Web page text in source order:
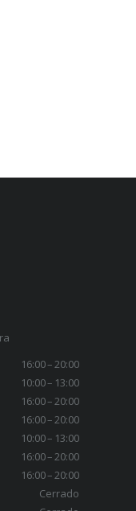
16:00 – 20:00
10:00 – 13:00
16:00 – 20:00
16:00 – 20:00
10:00 – 13:00
16:00 – 20:00
16:00 – 20:00
Cerrado